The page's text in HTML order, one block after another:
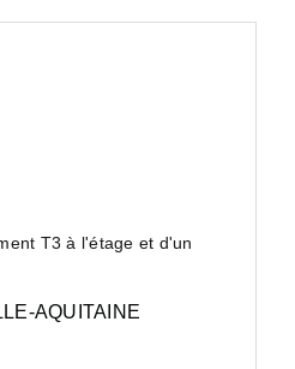
T3 à l'étage et d'un
AQUITAINE